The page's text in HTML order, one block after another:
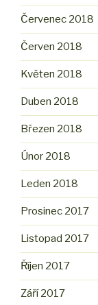
Červenec 2018
Červen 2018
Květen 2018
Duben 2018
Březen 2018
Únor 2018
Leden 2018
Prosinec 2017
Listopad 2017
Říjen 2017
Září 2017